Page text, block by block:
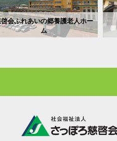
会ふれあいの郷養護老人ホー
ム